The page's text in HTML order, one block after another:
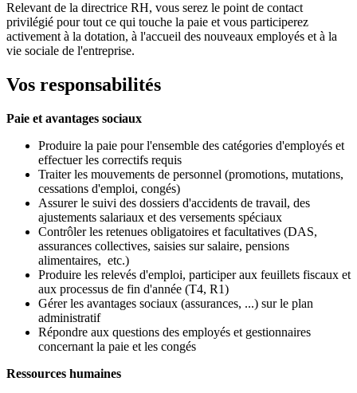
Relevant de la directrice RH, vous serez le point de contact
privilégié pour tout ce qui touche la paie et vous participerez
activement à la dotation, à l'accueil des nouveaux employés et à la
vie sociale de l'entreprise.
Vos responsabilités
Paie et avantages sociaux
Produire la paie pour l'ensemble des catégories d'employés et
effectuer les correctifs requis
Traiter les mouvements de personnel (promotions, mutations,
cessations d'emploi, congés)
Assurer le suivi des dossiers d'accidents de travail, des
ajustements salariaux et des versements spéciaux
Contrôler les retenues obligatoires et facultatives (DAS,
assurances collectives, saisies sur salaire, pensions
alimentaires, etc.)
Produire les relevés d'emploi, participer aux feuillets fiscaux et
aux processus de fin d'année (T4, R1)
Gérer les avantages sociaux (assurances, ...) sur le plan
administratif
Répondre aux questions des employés et gestionnaires
concernant la paie et les congés
Ressources humaines